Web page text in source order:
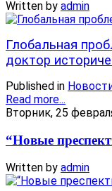
Written by admin
Глобальная
доктор
Published in
Read more...
Вторник, 25
“Новые
Written by admin